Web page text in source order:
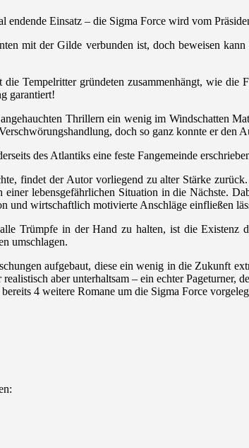
endende Einsatz – die Sigma Force wird vom
mit der Gilde verbunden ist, doch beweisen
Tempelritter gründeten zusammenhängt, wie
garantiert!
Thrillern ein wenig im Windschatten
doch so ganz konnte er den
des Atlantiks eine feste Fangemeinde
findet der Autor vorliegend zu alter Stärke
lebensgefährlichen Situation in die Nächste.
wirtschaftlich motivierte Anschläge einfließen
Trümpfe in der Hand zu halten, ist die
umschlagen.
aufgebaut, diese ein wenig in die Zukunft
aber unterhaltsam – ein echter Pageturner,
4 weitere Romane um die Sigma Force